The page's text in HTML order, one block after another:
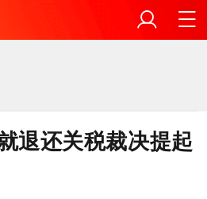
退还关税裁决提起